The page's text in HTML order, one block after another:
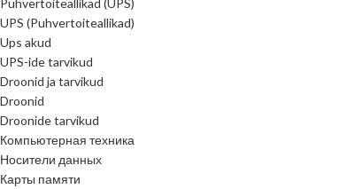
UPS (Puhvertoiteallikad)
Ups akud
UPS-ide tarvikud
Droonid ja tarvikud
Droonid
Droonide tarvikud
Компьютерная техника
Носители данных
Карты памяти